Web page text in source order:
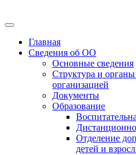
Главная
Сведения об ОО
Основные сведения
Структура и органы
организацией
Документы
Образование
Отделение
детей и